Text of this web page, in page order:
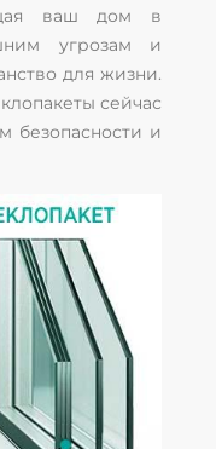
ваш дом в
угрозам и
для жизни.
сейчас
безопасности и